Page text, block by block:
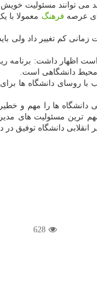
توانند مسئولیت خویش
عرصه فرهنگ معمولا با
کم تغییر داد ولی
داشت: برنامه
دانشگاهی است.
روسای دانشگاه ها
ها را مهم و
مسئولیت های
انقلابی دانشگاه توفیق
628